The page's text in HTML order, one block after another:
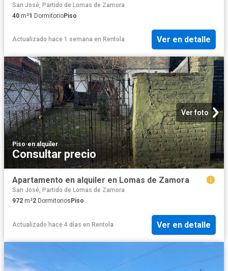
San José, Partido de Lomas de Zamora
40 m²1 DormitorioPiso
Actualizado hace 1 semana en Rentola Ver en detalle
Ver foto
Piso·en alquiler
Consultar precio
Apartamento en alquiler en Lomas de Zamora
San José, Partido de Lomas de Zamora
972 m²2 Dormitorios Piso
Actualizado hace 4 días en Rentola Ver en detalle